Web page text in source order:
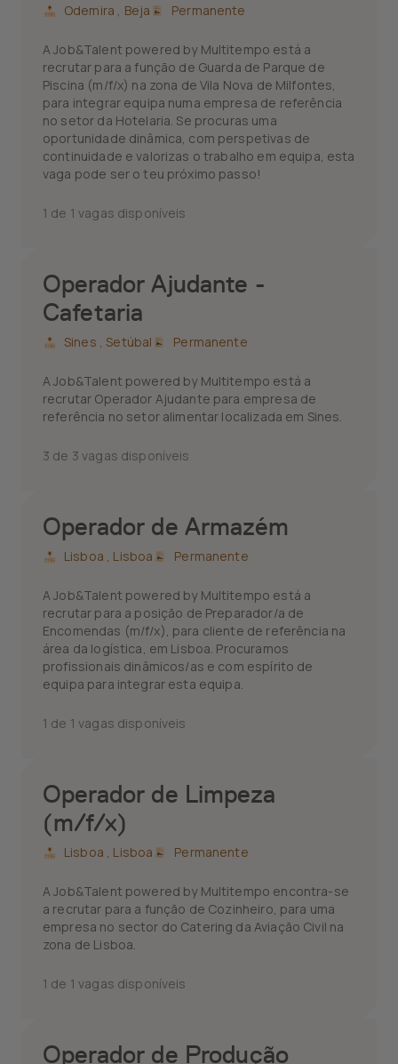
Odemira , Beja Permanente
A Job&Talent powered by Multitempo está a
recrutar para a função de Guarda de Parque de
Piscina (m/f/x) na zona de Vila Nova de Milfontes,
para integrar equipa numa empresa de referência
no setor da Hotelaria. Se procuras uma
oportunidade dinâmica, com perspetivas de
continuidade e valorizas o trabalho em equipa, esta
vaga pode ser o teu próximo passo!
1 de 1 vagas disponíveis
Operador Ajudante -
Cafetaria
Sines ,Setúbal Permanente
A Job&Talent powered by Multitempo está a
recrutar Operador Ajudante para empresa de
referência no setor alimentar localizada em Sines.
3 de 3 vagas disponíveis
Operador de Armazém
Lisboa , Lisboa Permanente
A Job&Talent powered by Multitempo está a
recrutar para a posição de Preparador/a de
Encomendas (m/f/x), para cliente de referência na
área da logística, em Lisboa. Procuramos
profissionais dinâmicos/as e com espírito de
equipa para integrar esta equipa.
1 de 1 vagas disponíveis
Operador de Limpeza
(m/f/x)
Lisboa , Lisboa Permanente
A Job&Talent powered by Multitempo encontra-se
a recrutar para a função de Cozinheiro, para uma
empresa no sector do Catering da Aviação Civil na
zona de Lisboa.
1 de 1 vagas disponíveis
Operador de Produção